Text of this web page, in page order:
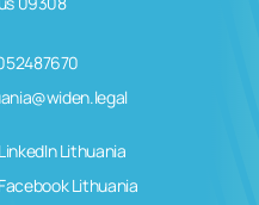
LinkedIn Lithuania
Facebook Lithuania